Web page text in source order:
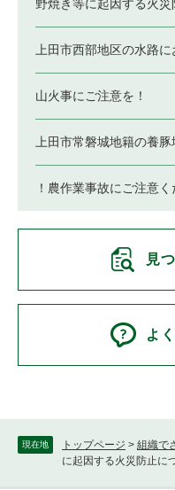
現在地 トップページ > 組織で
に起因する火災防止に
野焼き等に起因する火災
上田市西部地区の水路
山火事にご注意を！
上田市常磐城地籍の養
！農作業事故にご注意く
見
よ